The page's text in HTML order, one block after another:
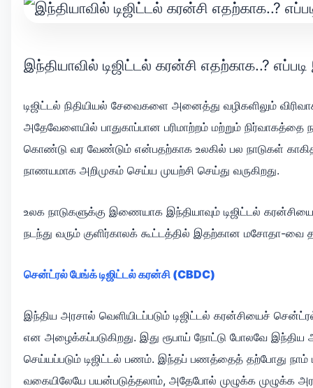
இந்தியாவில் டிஜிட்டல் கரன்சி எதற்காக..?
டிஜிட்டல் நிதியியல் சேவைகளை அனைத்து வழிகளிலும்
அதேவேளையில் பாதுகாப்பான பரிமாற்றம் மற்றும்
கொண்டு வர வேண்டும் என்பதற்காக உலகில் பல நாடுகள்
நாணயமாக அறிமுகம் செய்ய முயற்சி செய்து வருகிறது.
உலக நாடுகளுக்கு இணையாக இந்தியாவும் டிஜிட்டல் கரன்சியை
நடந்து வரும் குளிர்காலக் கூட்டத்தில் இதற்கான மசோதா-வை
சென்ட்ரல் பேங்க் டிஜிட்டல் கரன்சி (CBDC)
இந்திய அரசால் வெளியிடப்படும் டிஜிட்டல் கரன்சியைச்
என அழைக்கப்படுகிறது. இது ரூபாய் நோட்டு போலவே இந்திய
செய்யப்படும் டிஜிட்டல் பணம். இந்தப் பணத்தைத் தற்போது நாம்
வகையிலேயே பயன்படுத்தலாம், அதேபோல் முழுக்க முழுக்க